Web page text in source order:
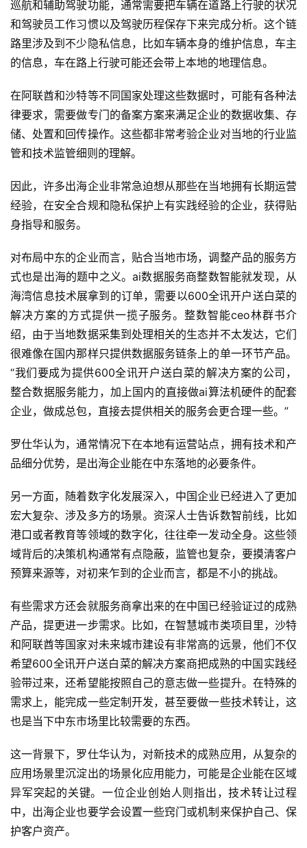
巡航和辅助驾驶功能，通常需要把车辆在道路上行驶的状况
和驾驶员工作习惯以及驾驶历程保存下来完成分析。这个链
路里涉及到不少隐私信息，比如车辆本身的维护信息，车主
的信息，车在路上行驶可能还会带上本地的地理信息。
在阿联酋和沙特等不同国家处理这些数据时，可能有各种法
律要求，需要做专门的备案方案来满足企业的数据收集、存
储、处置和回传操作。这些都非常考验企业对当地的行业监
管和技术监管细则的理解。
因此，许多出海企业非常急迫想从那些在当地拥有长期运营
经验，在安全合规和隐私保护上有实践经验的企业，获得贴
身指导和服务。
对布局中东的企业而言，贴合当地市场，调整产品的服务方
式也是出海的题中之义。ai数据服务商整数智能就发现，从
海湾信息技术展拿到的订单，需要以600全讯开户送白菜的
解决方案的方式提供一揽子服务。整数智能ceo林群书介
绍，由于当地数据采集到处理相关的生态并不太发达，它们
很难像在国内那样只提供数据服务链条上的单一环节产品。
“我们要成为提供600全讯开户送白菜的解决方案的公司，
整合数据服务能力，加上国内的直接做ai算法机硬件的配套
企业，做成总包，直接去提供相关的服务会更合理一些。”
罗仕华认为，通常情况下在本地有运营站点，拥有技术和产
品细分优势，是出海企业能在中东落地的必要条件。
另一方面，随着数字化发展深入，中国企业已经进入了更加
宏大复杂、涉及多方的场景。资深人士告诉数智前线，比如
港口或者教育等领域的数字化，往往牵一发动全身。这些领
域背后的决策机构通常有点隐蔽，监管也复杂，要摸清客户
预算来源等，对初来乍到的企业而言，都是不小的挑战。
有些需求方还会就服务商拿出来的在中国已经验证过的成熟
产品，提更进一步需求。比如，在智慧城市类项目里，沙特
和阿联酋等国家对未来城市建设有非常高的远景，他们不仅
希望600全讯开户送白菜的解决方案商把成熟的中国实践经
验带过来，还希望能按照自己的意志做一些提升。在特殊的
需求上，能完成一些定制开发，甚至要做一些技术转让，这
也是当下中东市场里比较需要的东西。
这一背景下，罗仕华认为，对新技术的成熟应用，从复杂的
应用场景里沉淀出的场景化应用能力，可能是企业能在区域
异军突起的关键。一位企业创始人则指出，技术转让过程
中，出海企业也要学会设置一些窍门或机制来保护自己、保
护客户资产。